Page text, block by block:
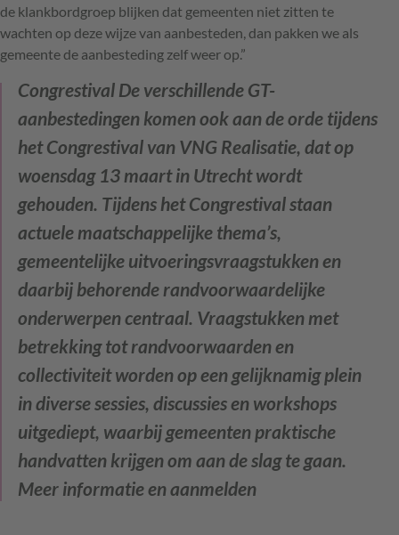
de klankbordgroep blijken dat gemeenten niet zitten te
wachten op deze wijze van aanbesteden, dan pakken we als
gemeente de aanbesteding zelf weer op.”
Congrestival De verschillende GT-
aanbestedingen komen ook aan de orde tijdens
het Congrestival van VNG Realisatie, dat op
woensdag 13 maart in Utrecht wordt
gehouden. Tijdens het Congrestival staan
actuele maatschappelijke thema’s,
gemeentelijke uitvoeringsvraagstukken en
daarbij behorende randvoorwaardelijke
onderwerpen centraal. Vraagstukken met
betrekking tot randvoorwaarden en
collectiviteit worden op een gelijknamig plein
in diverse sessies, discussies en workshops
uitgediept, waarbij gemeenten praktische
handvatten krijgen om aan de slag te gaan.
Meer informatie en aanmelden